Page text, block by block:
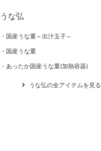
うな弘
国産うな重～出汁玉子～
国産うな重
あったか国産うな重(加熱容器)
うな弘の全アイテムを見る